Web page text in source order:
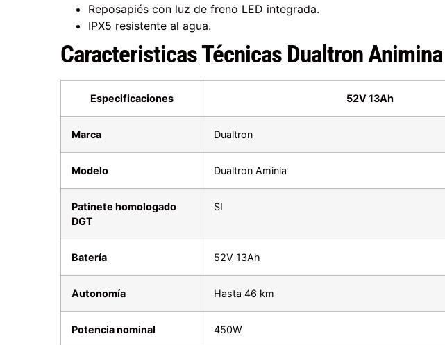
Reposapiés con luz de freno LED integrada.
IPX5 resistente al agua.
Caracteristicas Técnicas Dualtron Animina
Especificaciones 52V 13Ah
Marca Dualtron
Modelo Dualtron Aminia
Patinete homologado
DGT
SI
Batería 52V 13Ah
Autonomía Hasta 46 km
Potencia nominal 450W